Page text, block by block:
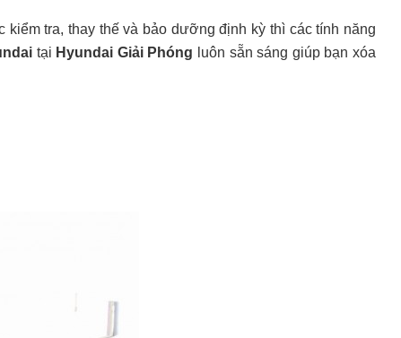
tra, thay thế và bảo dưỡng định kỳ thì các tính năng
tại Hyundai Giải Phóng luôn sẵn sáng giúp bạn xóa